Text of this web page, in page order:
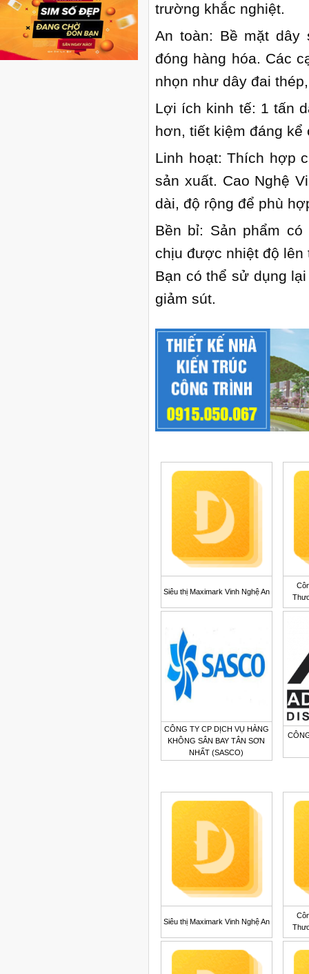
trường khắc nghiệt.
An toàn: Bề mặt dây
đóng hàng hóa. Các
nhọn như dây đai
Lợi ích kinh tế: 1 tấn
hơn, tiết kiệm đáng kể
Linh hoạt: Thích hợp
sản xuất. Cao Nghệ
dài, độ rộng để phù
Bền bỉ: Sản phẩm
chịu được nhiệt độ
Bạn có thể sử dụng
giảm sút.
Siêu thị Maximark Vinh Nghệ An
CÔNG TY CP DỊCH VỤ HÀNG
KHÔNG SÂN BAY TÂN SƠN
NHẤT (SASCO)
Siêu thị Maximark Vinh Nghệ An